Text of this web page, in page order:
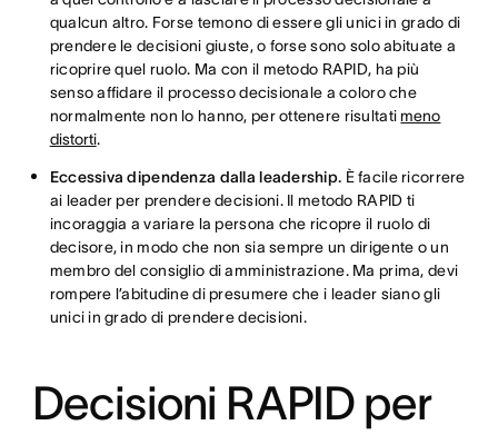
qualcun altro. Forse temono di essere gli unici in grado di
prendere le decisioni giuste, o forse sono solo abituate a
ricoprire quel ruolo. Ma con il metodo RAPID, ha più
senso affidare il processo decisionale a coloro che
normalmente non lo hanno, per ottenere risultatimeno
distorti.
Eccessiva dipendenza dalla leadership. È facile ricorrere
ai leader per prendere decisioni. Il metodo RAPID ti
incoraggia a variare la persona che ricopre il ruolo di
decisore, in modo che non sia sempre un dirigente o un
membro del consiglio di amministrazione. Ma prima, devi
rompere l’abitudine di presumere che i leader siano gli
unici in grado di prendere decisioni.
Decisioni RAPID per